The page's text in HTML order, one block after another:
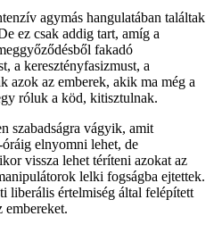
agymás hangulatában találtak
ez csak addig tart, amíg a
fakadó
a keresztényfasizmust, a
azok az emberek, akik ma még a
róluk a köd, kitisztulnak.
szabadságra vágyik, amit
elnyomni lehet, de
vissza lehet téríteni azokat az
lelki fogságba ejtettek.
liberális értelmiség által felépített
embereket.